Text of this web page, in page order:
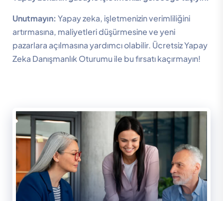
Unutmayın: Yapay zeka, işletmenizin verimliliğini
artırmasına, maliyetleri düşürmesine ve yeni
pazarlara açılmasına yardımcı olabilir. Ücretsiz Yapay
Zeka Danışmanlık Oturumu ile bu fırsatı kaçırmayın!